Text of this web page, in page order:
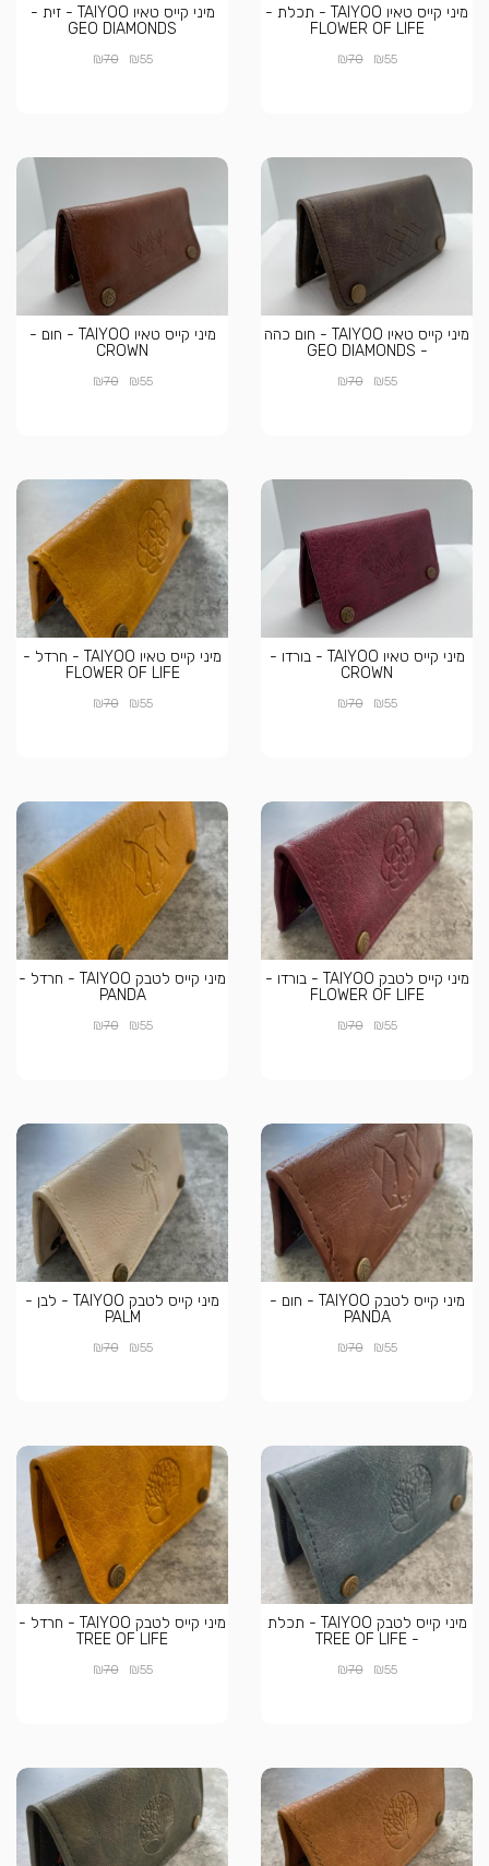
מיני קייס טאיו TAIYOO - תכלת -
FLOWER OF LIFE
₪55
₪70
מיני קייס טאיו TAIYOO - זית -
GEO DIAMONDS
₪55
₪70
מיני קייס טאיו TAIYOO - חום כהה
- GEO DIAMONDS
₪55
₪70
מיני קייס טאיו TAIYOO - חום -
CROWN
₪55
₪70
מיני קייס טאיו TAIYOO - בורדו -
CROWN
₪55
₪70
מיני קייס טאיו TAIYOO - חרדל -
FLOWER OF LIFE
₪55
₪70
מיני קייס לטבק TAIYOO - בורדו -
FLOWER OF LIFE
₪55
₪70
מיני קייס לטבק TAIYOO - חרדל -
PANDA
₪55
₪70
מיני קייס לטבק TAIYOO - חום -
PANDA
₪55
₪70
מיני קייס לטבק TAIYOO - לבן -
PALM
₪55
₪70
מיני קייס לטבק TAIYOO - תכלת
- TREE OF LIFE
₪55
₪70
מיני קייס לטבק TAIYOO - חרדל -
TREE OF LIFE
₪55
₪70